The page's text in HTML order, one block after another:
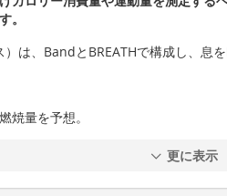
。
）は、BandとBREATHで構成し、息
焼量を予想。
更に表示